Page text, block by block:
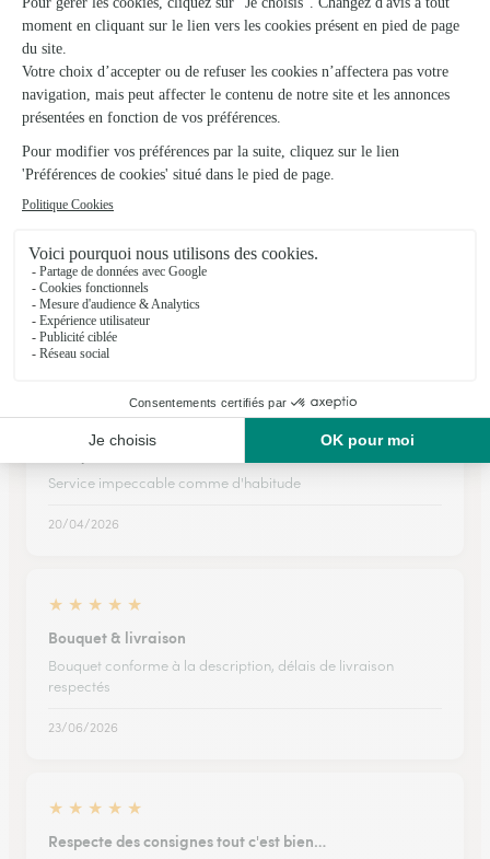
Atelier de Creations Florales
Murat Sur Vebre
★★★★★ 4.6 (8)
Voir la boutique
Ils ont fait livrer des fleurs ou une plante à
★ ★ ★ ★ ★
Service impeccable comme d'habitude
20/04/2026
★ ★ ★ ★ ★
Bouquet & livraison
Bouquet conforme à la description, délais de livraison
respectés
23/06/2026
★ ★ ★ ★ ★
Respecte des consignes tout c'est bien…